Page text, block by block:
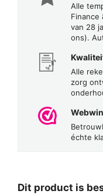
Alle
Finance
van 28
ons).
Alle
zorg
échte
Dit product is